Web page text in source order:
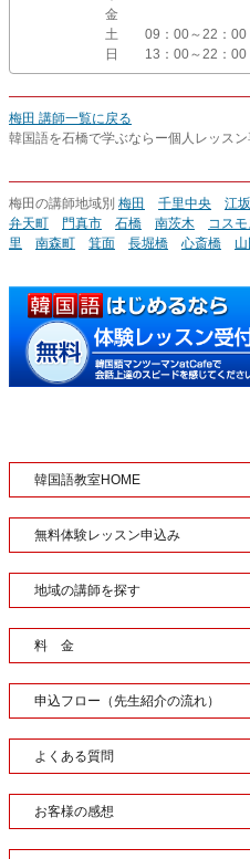
金
土
09：00～22：00
日
13：00～22：00
梅田 講師一覧に戻る
韓国語を石橋で学ぶならー個人レッス
梅田の講師地域別 梅田 千里中央 江坂
弁天町
門真市 石橋 南茨木 コス
里
南森町 箕面 長堀橋 心斎橋 山
韓国語教室HOME
無料体験レッスン申込み
地域の講師を探す
料 金
申込フロー（先生紹介の流れ）
よくある質問
お客様の感想